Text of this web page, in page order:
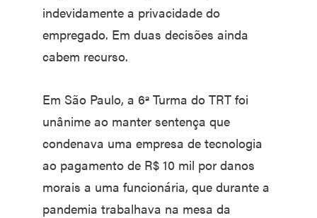
indevidamente a privacidade do
empregado. Em duas decisões ainda
cabem recurso.
Em São Paulo, a 6ª Turma do TRT foi
unânime ao manter sentença que
condenava uma empresa de tecnologia
ao pagamento de R$ 10 mil por danos
morais a uma funcionária, que durante a
pandemia trabalhava na mesa da